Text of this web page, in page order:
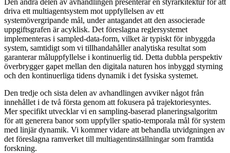
driva ett multiagentsystem mot uppfyllelsen av ett
systemövergripande mål, under antagandet att den associerade
uppgiftsgrafen är acyklisk. Det föreslagna reglersystemet
implementeras i sampled-data-form, vilket är typiskt för inbyggda
system, samtidigt som vi tillhandahåller analytiska resultat som
garanterar måluppfyllelse i kontinuerlig tid. Detta dubbla perspektiv
överbrygger gapet mellan den digitala naturen hos inbyggd styrning
och den kontinuerliga tidens dynamik i det fysiska systemet.
Den tredje och sista delen av avhandlingen avviker något från
innehållet i de två första genom att fokusera på trajektoriesyntes.
Mer specifikt utvecklar vi en sampling-baserad planeringsalgoritm
för att generera banor som uppfyller spatio-temporala mål för system
med linjär dynamik. Vi kommer vidare att behandla utvidgningen av
det föreslagna ramverket till multiagentinställningar som framtida
forskning.